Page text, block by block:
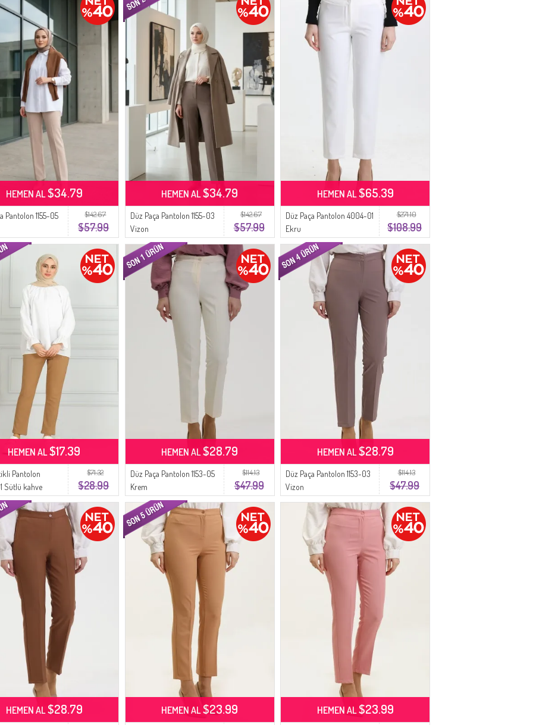
$142.67
$57.99
Pantolon 1155-05
HEMEN AL$34.79
$142.67
$57.99
Düz Paça Pantolon 1155-03
Vizon
HEMEN AL$34.79
$271.10
$108.99
Düz Paça Pantolon 4004-01
Ekru
HEMEN AL$65.39
$71.32
$28.99
Pantolon
Sütlü kahve
HEMEN AL$17.39
$114.13
$47.99
Düz Paça Pantolon 1153-05
Krem
HEMEN AL$28.79
$114.13
$47.99
Düz Paça Pantolon 1153-03
Vizon
HEMEN AL$28.79
HEMEN AL$28.79 HEMEN AL$23.99 HEMEN AL$23.99